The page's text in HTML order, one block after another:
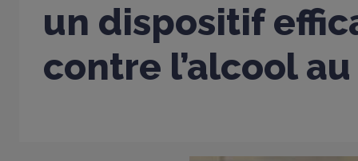
un dispositif
contre l’alcool